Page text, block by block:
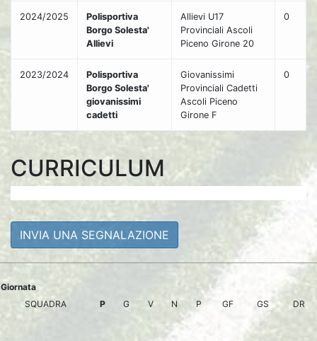
2024/2025
Polisportiva
Borgo Solesta'
Allievi
Allievi U17
Provinciali Ascoli
Piceno Girone 20
0
2023/2024
Polisportiva
Borgo Solesta'
giovanissimi
cadetti
Giovanissimi
Provinciali Cadetti
Ascoli Piceno
Girone F
0
CURRICULUM
INVIA UNA SEGNALAZIONE
Giornata
SQUADRA
P G V N P GF GS DR